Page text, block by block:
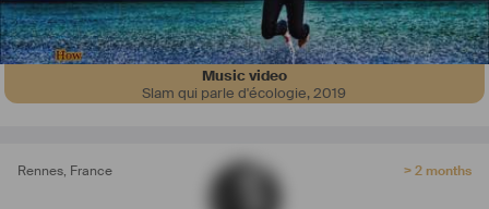
Music video
Slam qui parle d'écologie,2019
Rennes, France > 2 months